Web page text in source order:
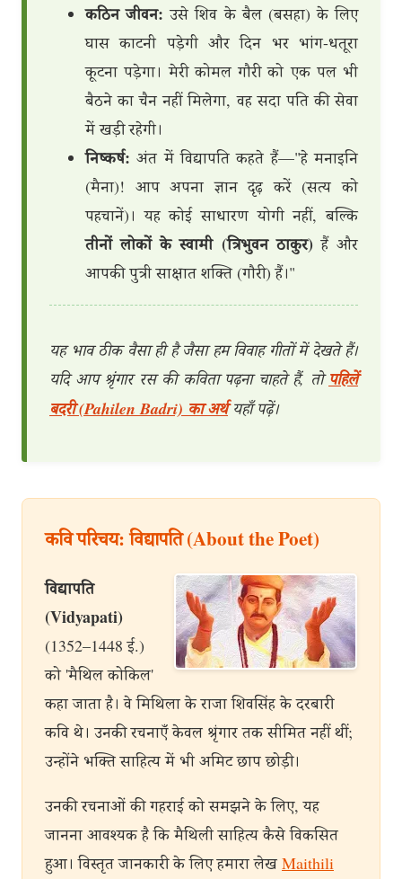
कठिन जीवन: उसे शिव के बैल (बसहा) के लिए
घास काटनी पड़ेगी और दिन भर भांग-धतूरा
कूटना पड़ेगा। मेरी कोमल गौरी को एक पल भी
बैठने का चैन नहीं मिलेगा, वह सदा पति की सेवा
में खड़ी रहेगी।
निष्कर्ष: अंत में विद्यापति कहते हैं—"हे मनाइनि
(मैना)! आप अपना ज्ञान दृढ़ करें (सत्य को
पहचानें)। यह कोई साधारण योगी नहीं, बल्कि
तीनों लोकों के स्वामी (त्रिभुवन ठाकुर) हैं और
आपकी पुत्री साक्षात शक्ति (गौरी) हैं।"
यह भाव ठीक वैसा ही है जैसा हम विवाह गीतों में देखते हैं।
यदि आप श्रृंगार रस की कविता पढ़ना चाहते हैं, तोपहिलें
बदरी (Pahilen Badri) का अर्थयहाँ पढ़ें।
कवि परिचय: विद्यापति (About the Poet)
विद्यापति
(Vidyapati)
(1352–1448 ई.)
को 'मैथिल कोकिल'
कहा जाता है। वे मिथिला के राजा शिवसिंह के दरबारी
कवि थे। उनकी रचनाएँ केवल श्रृंगार तक सीमित नहीं थीं;
उन्होंने भक्ति साहित्य में भी अमिट छाप छोड़ी।
उनकी रचनाओं की गहराई को समझने के लिए, यह
जानना आवश्यक है कि मैथिली साहित्य कैसे विकसित
हुआ। विस्तृत जानकारी के लिए हमारा लेख Maithili